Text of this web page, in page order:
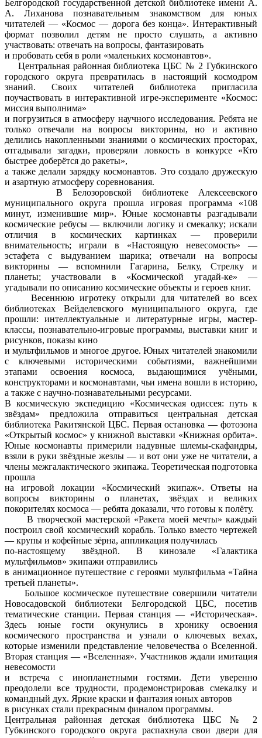
Белгородской государственной детской библиотеке имени А.
А. Лиханова познавательным знакомством для юных
читателей — «Космос — дорога без конца». Интерактивный
формат позволил детям не просто слушать, а активно
участвовать: отвечать на вопросы, фантазировать
и пробовать себя в роли «маленьких космонавтов».
Центральная районная библиотека ЦБС № 2 Губкинского
городского округа превратилась в настоящий космодром
знаний. Своих читателей библиотека пригласила
поучаствовать в интерактивной игре-эксперименте «Космос:
миссия выполнима»
и погрузиться в атмосферу научного исследования. Ребята не
только отвечали на вопросы викторины, но и активно
делились накопленными знаниями о космических просторах,
отгадывали загадки, проверяли ловкость в конкурсе «Кто
быстрее доберётся до ракеты»,
а также делали зарядку космонавтов. Это создало дружескую
и азартную атмосферу соревнования.
В Белозоровской библиотеке Алексеевского
муниципального округа прошла игровая программа «108
минут, изменившие мир». Юные космонавты разгадывали
космические ребусы — включили логику и смекалку; искали
отличия в космических картинках — проверили
внимательность; играли в «Настоящую невесомость» —
эстафета с выдуванием шарика; отвечали на вопросы
викторины — вспомнили Гагарина, Белку, Стрелку и
планеты; участвовали в «Космической угадай-ке» —
угадывали по описанию космические объекты и героев книг.
Весеннюю игротеку открыли для читателей во всех
библиотеках Вейделевского муниципального округа, где
прошли: интеллектуальные и литературные игры, мастер-
классы, познавательно-игровые программы, выставки книг и
рисунков, показы кино
и мультфильмов и многое другое. Юных читателей знакомили
с ключевыми историческими событиями, важнейшими
этапами освоения космоса, выдающимися учёными,
конструкторами и космонавтами, чьи имена вошли в историю,
а также с научно-познавательными ресурсами.
В космическую экспедицию «Космическая одиссея: путь к
звёздам» предложила отправиться центральная детская
библиотека Ракитянской ЦБС. Первая остановка — фотозона
«Открытый космос» у книжной выставки «Книжная орбита».
Юные космонавты примерили надувные шлемы-скафандры,
взяли в руки звёздные жезлы — и вот они уже не читатели, а
члены межгалактического экипажа. Теоретическая подготовка
прошла
на игровой локации «Космический экипаж». Ответы на
вопросы викторины о планетах, звёздах и великих
покорителях космоса — ребята доказали, что готовы к полёту.
В творческой мастерской «Ракета моей мечты» каждый
построил свой космический корабль. Только вместо чертежей
— крупы и кофейные зёрна, аппликация получилась
по-настоящему звёздной. В кинозале «Галактика
мультфильмов» экипажи отправились
в анимационное путешествие с героями мультфильма «Тайна
третьей планеты».
Большое космическое путешествие совершили читатели
Новосадовской библиотеки Белгородской ЦБС, посетив
тематические станции. Первая станция — «Историческая».
Здесь юные гости окунулись в хронику освоения
космического пространства и узнали о ключевых вехах,
которые изменили представление человечества о Вселенной.
Вторая станция — «Вселенная». Участников ждали имитация
невесомости
и встреча с инопланетными гостями. Дети уверенно
преодолели все трудности, продемонстрировав смекалку и
командный дух. Яркие краски и фантазия юных авторов
в рисунках стали прекрасным финалом программы.
Центральная районная детская библиотека ЦБС № 2
Губкинского городского округа распахнула свои двери для